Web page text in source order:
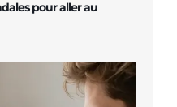
pour aller au